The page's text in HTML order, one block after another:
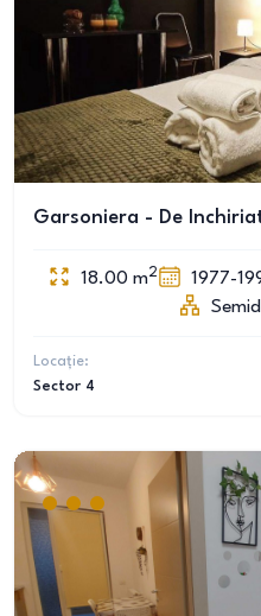
Garsoniera - De
18.00 m2 1977-
Locație:
Sector 4